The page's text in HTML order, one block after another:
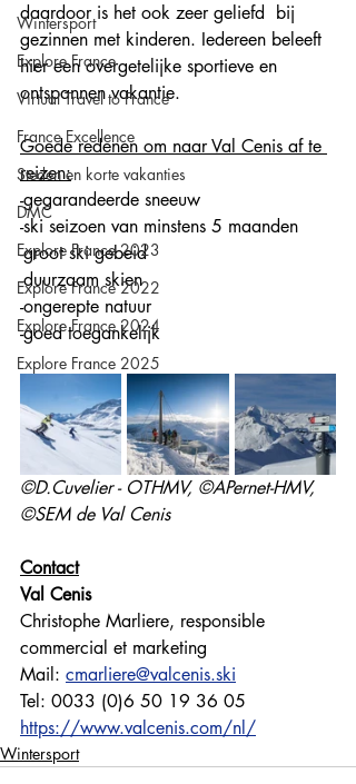
Wintersport
Explore France
Virtual Travel to France
France Excellence
Steden en korte vakanties
DMC
Explore France 2023
Explore France 2022
Explore France 2024
Explore France 2025
daardoor is het ook zeer geliefd  bij
gezinnen met kinderen. Iedereen beleeft
hier een overgetelijke sportieve en
ontspannen vakantie.
Goede redenen om naar Val Cenis af te
reizen:
-gegarandeerde sneeuw
-ski seizoen van minstens 5 maanden
-groot ski gebeid
-duurzaam skien
-ongerepte natuur
-goed toegankelijk
©D.Cuvelier - OTHMV, ©APernet-HMV,
©SEM de Val Cenis
Contact
Val Cenis
Christophe Marliere, responsible
commercial et marketing
Mail: cmarliere@valcenis.ski
Tel: 0033 (0)6 50 19 36 05
https://www.valcenis.com/nl/
Wintersport